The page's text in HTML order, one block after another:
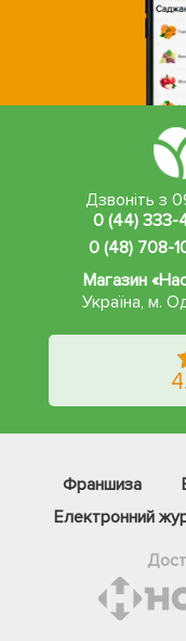
Дзвоніть з
0 (44) 333-
0 (48) 708-
Магазин
Україна, м.
Франшиза
Електронний